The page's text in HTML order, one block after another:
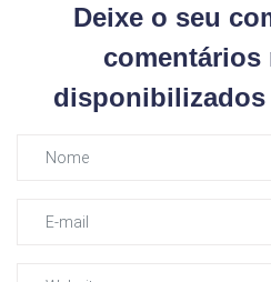
Deixe o seu
comentários